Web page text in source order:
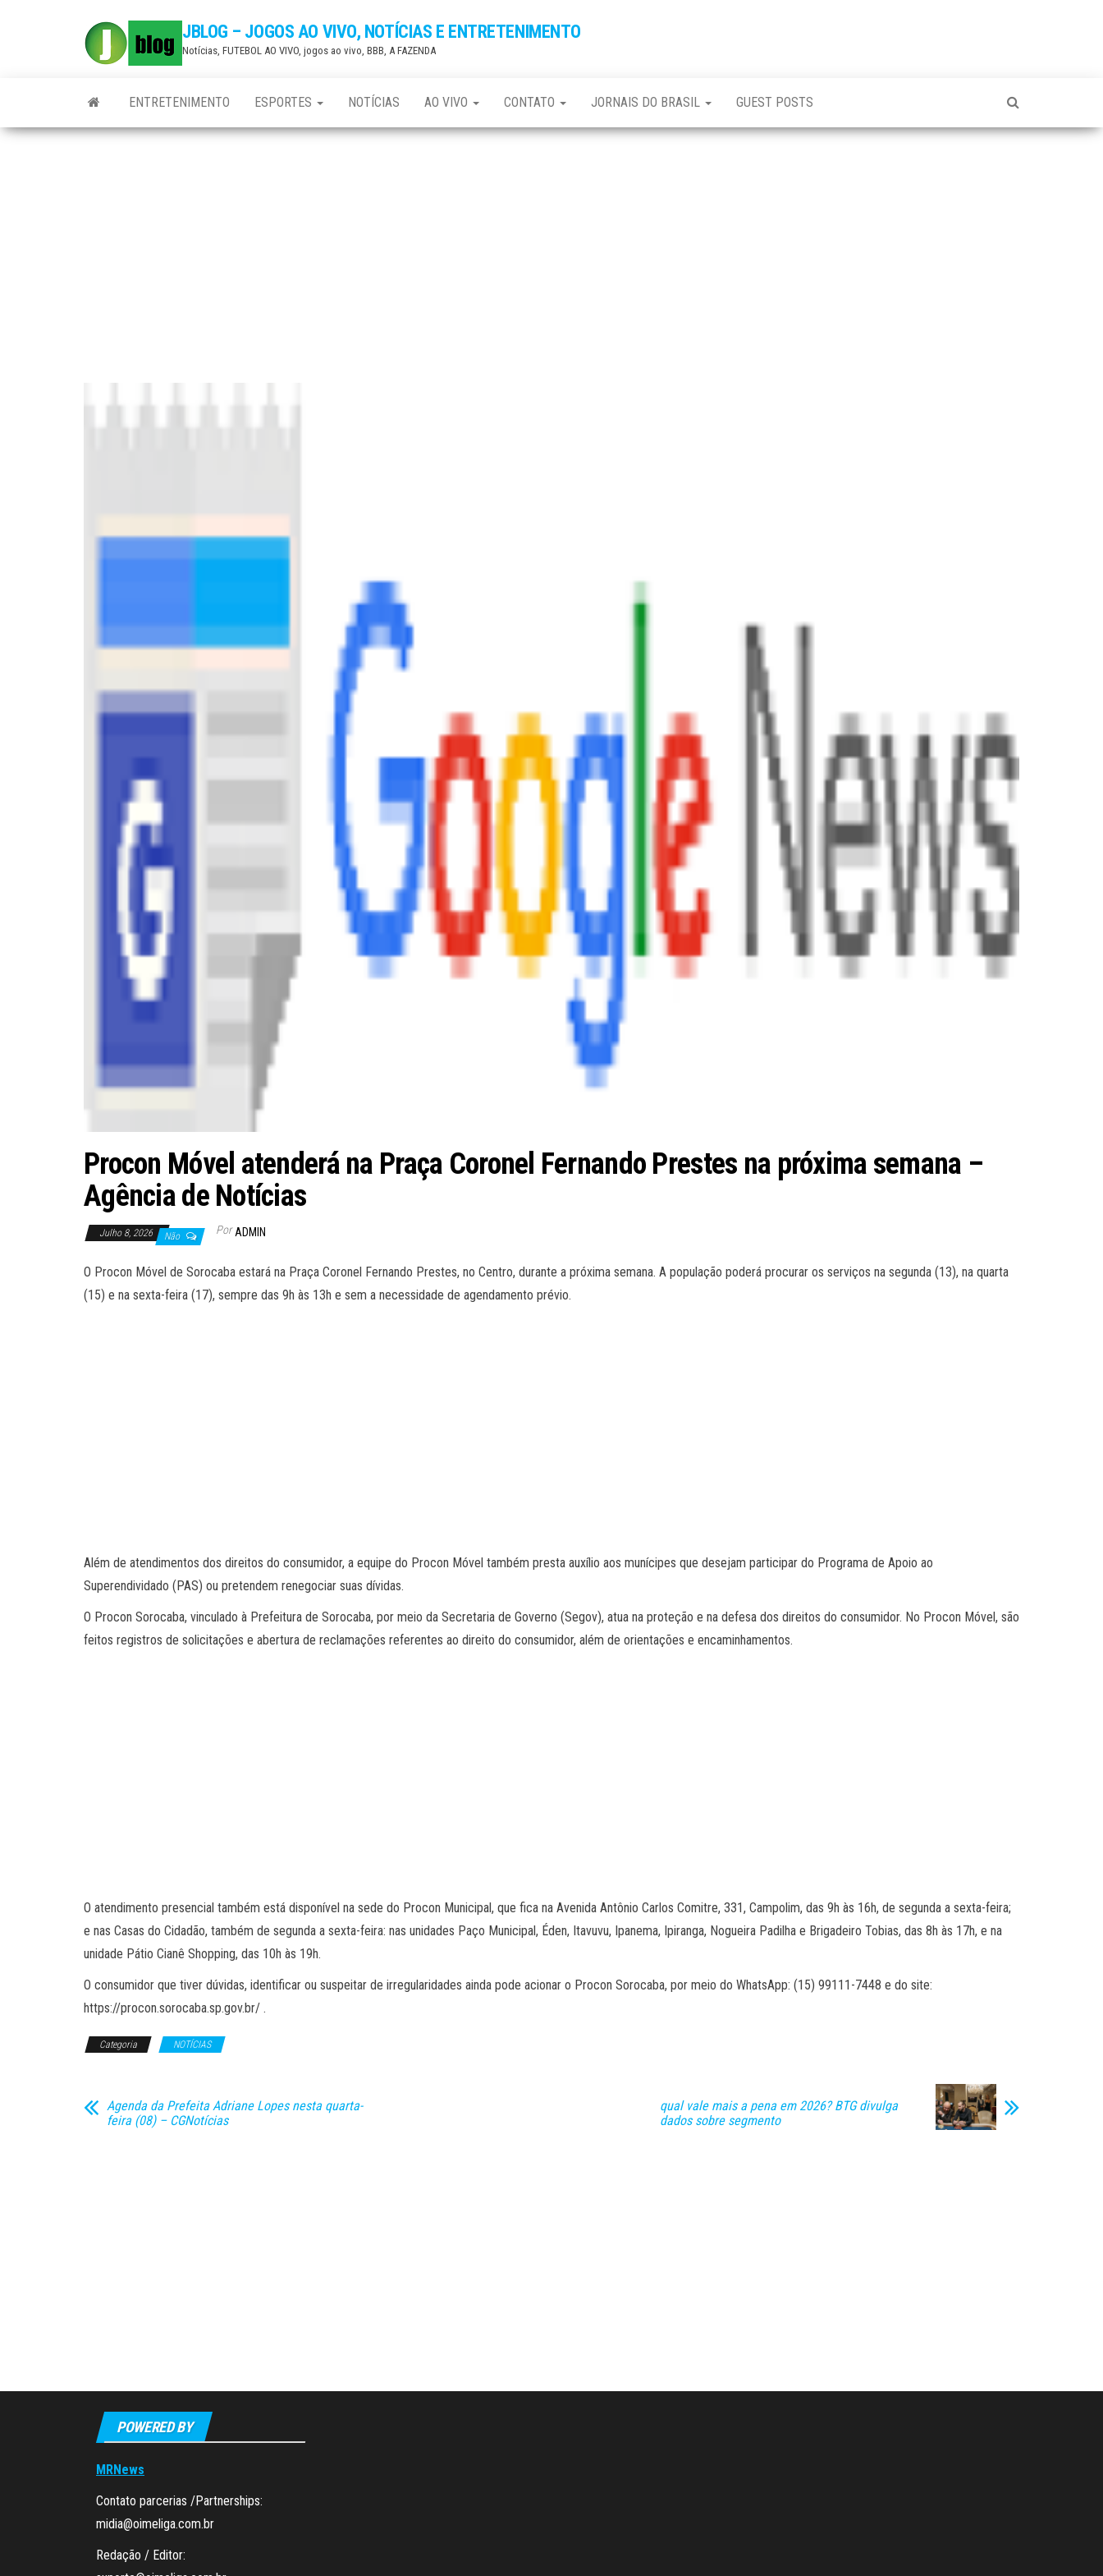
JBLOG – JOGOS AO VIVO, NOTÍCIAS E ENTRETENIMENTO
Notícias, FUTEBOL AO VIVO, jogos ao vivo, BBB, A FAZENDA
ENTRETENIMENTO ESPORTES NOTÍCIAS AO VIVO CONTATO JORNAIS DO BRASIL GUEST POSTS
Procon Móvel atenderá na Praça Coronel Fernando Prestes na próxima semana –
Agência de Notícias
Julho 8, 2026 Não Por ADMIN
O Procon Móvel de Sorocaba estará na Praça Coronel Fernando Prestes, no Centro, durante a próxima semana. A população poderá procurar os serviços na segunda (13), na quarta
(15) e na sexta-feira (17), sempre das 9h às 13h e sem a necessidade de agendamento prévio.
Além de atendimentos dos direitos do consumidor, a equipe do Procon Móvel também presta auxílio aos munícipes que desejam participar do Programa de Apoio ao
Superendividado (PAS) ou pretendem renegociar suas dívidas.
O Procon Sorocaba, vinculado à Prefeitura de Sorocaba, por meio da Secretaria de Governo (Segov), atua na proteção e na defesa dos direitos do consumidor. No Procon Móvel, são
feitos registros de solicitações e abertura de reclamações referentes ao direito do consumidor, além de orientações e encaminhamentos.
O atendimento presencial também está disponível na sede do Procon Municipal, que fica na Avenida Antônio Carlos Comitre, 331, Campolim, das 9h às 16h, de segunda a sexta-feira;
e nas Casas do Cidadão, também de segunda a sexta-feira: nas unidades Paço Municipal, Éden, Itavuvu, Ipanema, Ipiranga, Nogueira Padilha e Brigadeiro Tobias, das 8h às 17h, e na
unidade Pátio Cianê Shopping, das 10h às 19h.
O consumidor que tiver dúvidas, identificar ou suspeitar de irregularidades ainda pode acionar o Procon Sorocaba, por meio do WhatsApp: (15) 99111-7448 e do site:
https://procon.sorocaba.sp.gov.br/ .
Categoria NOTÍCIAS
Agenda da Prefeita Adriane Lopes nesta quarta-
feira (08) – CGNotícias
qual vale mais a pena em 2026? BTG divulga
dados sobre segmento
POWERED BY
MRNews
Contato parcerias /Partnerships:
midia@oimeliga.com.br
Redação / Editor: